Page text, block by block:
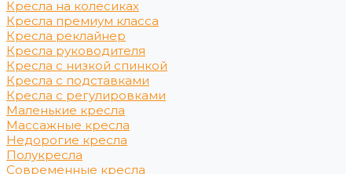
Кресла на колесиках
Кресла премиум класса
Кресла реклайнер
Кресла руководителя
Кресла с низкой спинкой
Кресла с подставками
Кресла с регулировками
Маленькие кресла
Массажные кресла
Недорогие кресла
Полукресла
Современные кресла